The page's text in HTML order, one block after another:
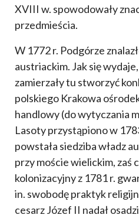
XVIII w. spowodowały
przedmieścia.
W 1772 r. Podgórze
austriackim. Jak się
zamierzały tu stworzyć
polskiego Krakowa
handlowy (do wytyczania
Lasoty przystąpiono w
powstała siedziba władz
przy moście wielickim, zaś
kolonizacyjny z 1781 r.
in. swobodę praktyk
cesarz Józef II nadał